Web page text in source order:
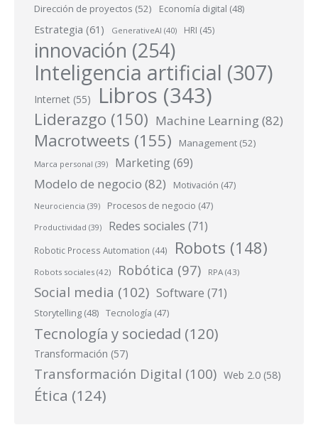
Dirección de proyectos (52) Economía digital (48)
Estrategia (61) GenerativeAI (40) HRI (45)
innovación (254)
Inteligencia artificial (307)
Internet (55) Libros (343)
Liderazgo (150) Machine Learning(82)
Macrotweets (155) Management (52)
Marca personal (39) Marketing (69)
Modelo de negocio (82) Motivación (47)
Neurociencia (39) Procesos de negocio (47)
Productividad (39) Redes sociales (71)
Robotic Process Automation (44) Robots (148)
Robots sociales (42) Robótica (97) RPA (43)
Social media (102) Software (71)
Storytelling (48) Tecnología (47)
Tecnología y sociedad (120)
Transformación (57)
Transformación Digital (100) Web 2.0 (58)
Ética (124)